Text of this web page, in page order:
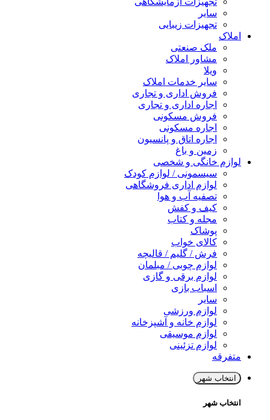
سایر
تجهیزات زیبایی
املاک
ملک صنعتی
مشاور املاک
ویلا
سایر خدمات املاک
فروش اداری و تجاری
اجاره اداری و تجاری
فروش مسکونی
اجاره مسکونی
اجاره اتاق و پانسیون
زمین و باغ
لوازم خانگی و شخصی
سیسمونی / لوازم کودک
لوازم اداری فروشگاهی
تصفیه آب و هوا
کیف و کفش
مجله و کتاب
پوشاک
کالای خواب
فرش / گلیم / قالیچه
لوازم چوبی / مبلمان
لوازم برقی و گازی
اسباب بازی
سایر
لوازم ورزشی
لوازم خانه و آشپزخانه
لوازم موسیقی
لوازم تزئینی
متفرقه
انتخاب شهر
انتخاب شهر